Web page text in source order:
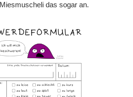
das sogar an.